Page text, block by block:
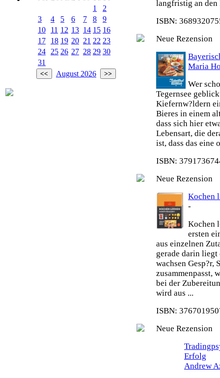
1
2
3
4 5 6 7 8
9
10
11 12 13 14 15 16
17
18 19 20 21 22 23
24
25 26 27 28 29 30
31
August 2026
langfristig an den
ISBN:
Neue Rezension
Maria
Wer
Tegernsee
Kiefernw?ldern
Bieres in einem
dass sich hier
Lebensart, die
ist, dass das eine
ISBN:
Neue Rezension
Kochen
-
Kochen
ersten
aus einzelnen
gerade darin
wachsen Gesp?r,
zusammenpasst,
bei der
wird aus ...
ISBN:
Neue Rezension
Erfolg
Andrew